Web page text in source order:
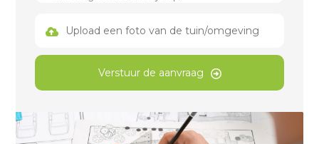
Upload een foto van de tuin/omgeving
Verstuur de aanvraag